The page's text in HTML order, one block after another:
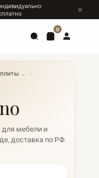
·
0
⌄
›
мебели и
доставка по РФ.